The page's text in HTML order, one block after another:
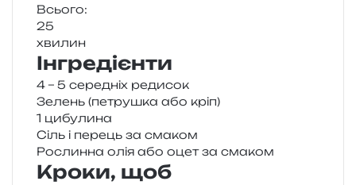
Всього:
25
хви­лин
Інгредієнти
4 – 5 сере­дніх редисок
Зелень (петру­шка або кріп)
1 цибу­ли­на
Сіль і перець за смаком
Рослинна олія або оцет за смаком
Кроки, щоб